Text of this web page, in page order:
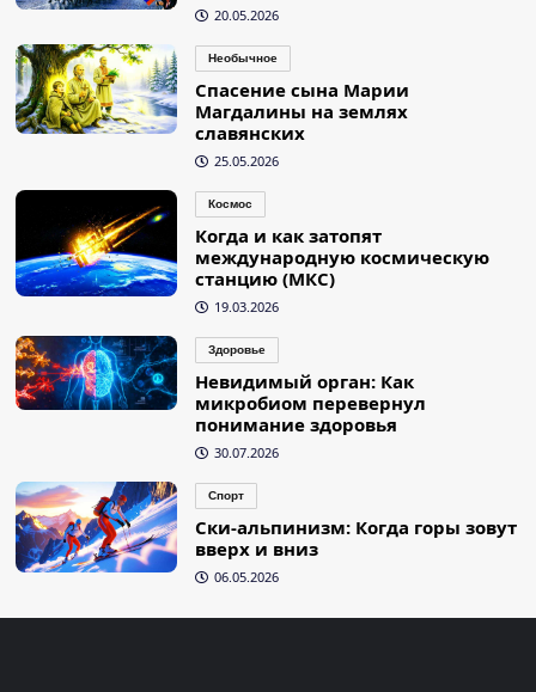
20.05.2026
Необычное
Спасение сына Марии
Магдалины на землях
славянских
25.05.2026
Космос
Когда и как затопят
международную космическую
станцию (МКС)
19.03.2026
Здоровье
Невидимый орган: Как
микробиом перевернул
понимание здоровья
30.07.2026
Спорт
Ски-альпинизм: Когда горы зовут
вверх и вниз
06.05.2026